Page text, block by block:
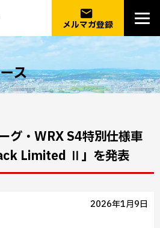
email
メルマガ登録
ス
・WRX S4特別仕様車
Limited Ⅱ」を発表
2026年1月9日